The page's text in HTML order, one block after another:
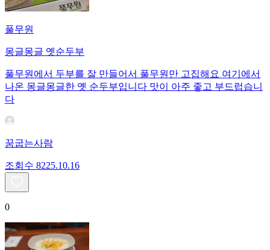
풀무원
몽글몽글 옛순두부
풀무원에서 두부를 잘 만들어서 풀무원만 고집해요 여기에서
나온 몽글몽글한 옛 순두부입니다 맛이 아주 좋고 부드럽습니
다
꿈굽는사람
조회수 8225.10.16
0